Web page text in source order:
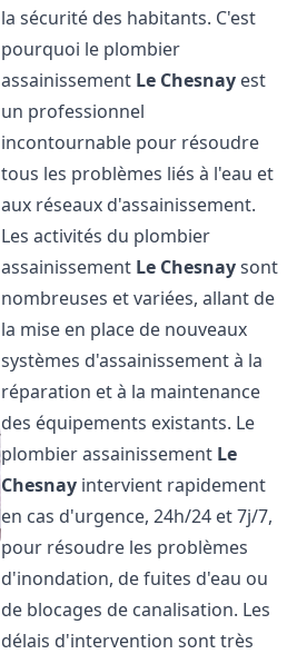
la sécurité des habitants. C'est
pourquoi le plombier
assainissement Le Chesnay est
un professionnel
incontournable pour résoudre
tous les problèmes liés à l'eau et
aux réseaux d'assainissement.
Les activités du plombier
assainissement Le Chesnaysont
nombreuses et variées, allant de
la mise en place de nouveaux
systèmes d'assainissement à la
réparation et à la maintenance
des équipements existants. Le
plombier assainissement Le
Chesnay intervient rapidement
en cas d'urgence, 24h/24 et 7j/7,
pour résoudre les problèmes
d'inondation, de fuites d'eau ou
de blocages de canalisation. Les
délais d'intervention sont très